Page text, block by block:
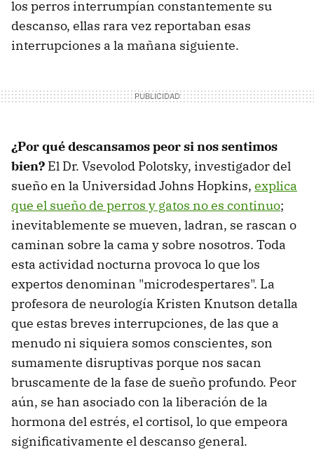
los perros interrumpían constantemente su
descanso, ellas rara vez reportaban esas
interrupciones a la mañana siguiente.
¿Por qué descansamos peor si nos sentimos
bien? El Dr. Vsevolod Polotsky, investigador del
sueño en la Universidad Johns Hopkins, explica
que el sueño de perros y gatos no es continuo;
inevitablemente se mueven, ladran, se rascan o
caminan sobre la cama y sobre nosotros. Toda
esta actividad nocturna provoca lo que los
expertos denominan "microdespertares". La
profesora de neurología Kristen Knutson detalla
que estas breves interrupciones, de las que a
menudo ni siquiera somos conscientes, son
sumamente disruptivas porque nos sacan
bruscamente de la fase de sueño profundo. Peor
aún, se han asociado con la liberación de la
hormona del estrés, el cortisol, lo que empeora
significativamente el descanso general.